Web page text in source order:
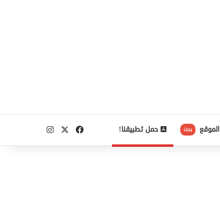
بحث حمل تطبيقنا! فيسبوكانستقرام